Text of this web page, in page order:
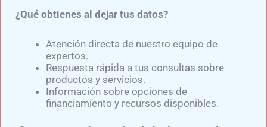
¿Qué obtienes al dejar tus datos?
Atención directa de nuestro equipo de
expertos.
Respuesta rápida a tus consultas sobre
productos y servicios.
Información sobre opciones de
financiamiento y recursos disponibles.